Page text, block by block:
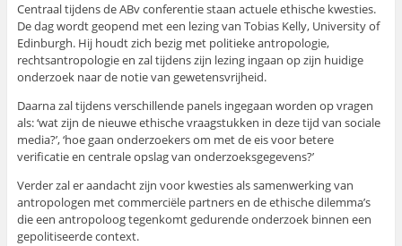
Centraal tijdens de ABv conferentie staan actuele ethische kwesties.
De dag wordt geopend met een lezing van Tobias Kelly, University of
Edinburgh. Hij houdt zich bezig met politieke antropologie,
rechtsantropologie en zal tijdens zijn lezing ingaan op zijn huidige
onderzoek naar de notie van gewetensvrijheid.
Daarna zal tijdens verschillende panels ingegaan worden op vragen
als: ‘wat zijn de nieuwe ethische vraagstukken in deze tijd van sociale
media?’, ‘hoe gaan onderzoekers om met de eis voor betere
verificatie en centrale opslag van onderzoeksgegevens?’
Verder zal er aandacht zijn voor kwesties als samenwerking van
antropologen met commerciële partners en de ethische dilemma’s
die een antropoloog tegenkomt gedurende onderzoek binnen een
gepolitiseerde context.